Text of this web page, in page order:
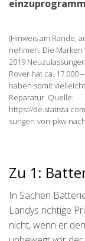
(Hinweis am Rande,
nehmen: Die Marken
2019
Rover hat ca. 17.000
haben somit
Reparatur. Quelle:
https://
sungen-von-pkw-
Zu 1:
In Sachen
Landys richtige
nicht, wenn er